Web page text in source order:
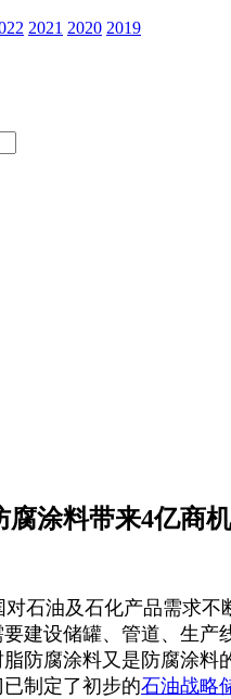
2021 2020 2019
腐涂料带来4亿商机
石油及石化产品需求不
建设储罐、管道、生
防腐涂料又是防腐涂料
制定了初步的石油战略